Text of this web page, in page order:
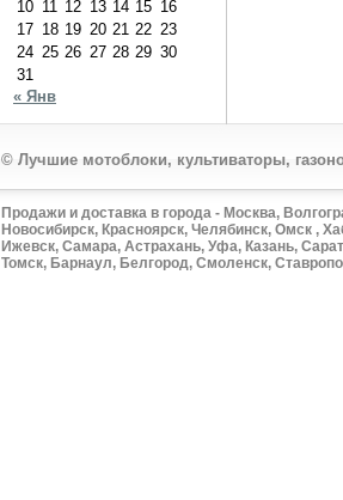
10 11 12 13 14 15 16
17 18 19 20 21 22 23
24 25 26 27 28 29 30
31
« Янв
© Лучшие мотоблоки, культиваторы,
Продажи и доставка в города - Москва,
Новосибирск, Красноярск, Челябинск, Омск ,
Ижевск, Самара, Астрахань, Уфа, Казань,
Томск, Барнаул, Белгород, Смоленск,